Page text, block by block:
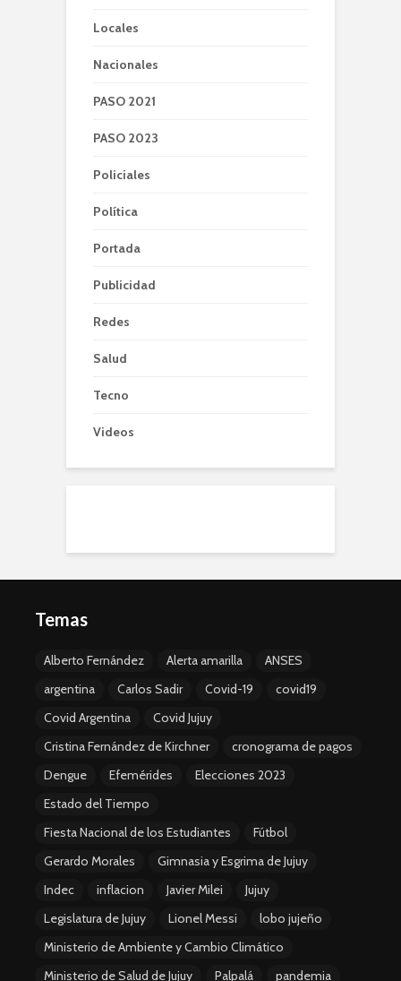
Locales
Nacionales
PASO 2021
PASO 2023
Policiales
Política
Portada
Publicidad
Redes
Salud
Tecno
Videos
Temas
Alberto Fernández Alerta amarilla
ANSES
argentina
Carlos Sadir Covid-19
covid19
Covid Argentina
Covid Jujuy
Cristina Fernández de Kirchner
cronograma de pagos
Dengue
Efemérides
Elecciones 2023
Estado del Tiempo
Fiesta Nacional de los Estudiantes
Fútbol
Gerardo Morales
Gimnasia y Esgrima de Jujuy
Indec
inflacion Javier Milei
Jujuy
Legislatura de Jujuy
Lionel Messi
lobo jujeño
Ministerio de Ambiente y Cambio Climático
Ministerio de Salud de Jujuy
Palpalá pandemia